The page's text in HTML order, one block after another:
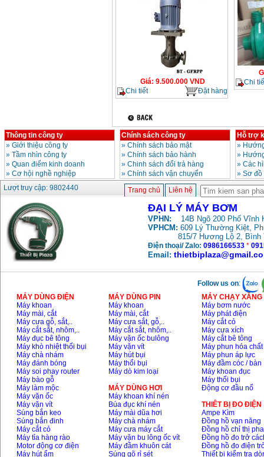
Giá: 9.500.000VND
Chi tiết
Đặt hàng
Chi
Thông tin công ty
» Giới thiệu công ty
» Tầm nhìn công ty
» Quan điểm kinh doanh
» Cơ hội nghề nghiệp
Chính sách công ty
» Chính sách bảo mật
» Chính sách bảo hành
» Chinh sách đổi trả hàng
» Chính sách vận chuyển
Hỗ trợ
»
»
» Các
» Sơ
Lượt truy cập: 9802440
Trang chủ Liên hệ
ĐẠI LÝ MÁY BƠM
VPHN: 14B Ngõ 200 Phố Vĩnh
VPHCM: 609 Lý Thường Kiệt,
815/7 Hương Lộ 2, Bình
Điện thoại/ Zalo: 0986166533 *
Email:
Follow us on:
MÁY DÙNG ĐIỆN
Máy khoan
Máy mài, cắt
Máy cưa gỗ, sắt,..
Máy cắt sắt, nhôm,..
Máy đục bê tông
Máy khò nhiệt thổi bụi
Máy chà nhám
Máy đánh bóng
Máy soi phay router
Máy bào gỗ
Máy làm mộc
Máy vặn ốc
Máy vặn vít
Súng bắn keo
Súng bắn đinh
Máy cắt cỏ
Máy tỉa hàng rào
Motor động cơ điện
Máy hút ẩm
MÁY DÙNG PIN
Máy khoan
Máy mài, cắt
Máy cưa sắt, gỗ,..
Máy cắt sắt, nhôm,..
Máy vặn ốc bulông
Máy vặn vít
Máy hút bụi
Máy thổi bụi
Máy dò kim loại
MÁY DÙNG HƠI
Máy khoan khí nén
Búa đục khí nén
Máy mài dũa hơi
Máy chà nhám
Máy cưa máy cắt
Máy vặn bu lông ốc vít
Máy đầm khuôn cát
Súng gõ rỉ sét
MÁY CHẠY
Máy bơm nước
Máy phát điện
Máy cắt cỏ
Máy cưa xích
Máy cắt bê tông
Máy phun hóa chất
Máy phun áp lực
Máy đầm cóc / bàn
Máy khoan đục
Máy thổi bụi
Động cơ đầu nổ
THIÊT BỊ ĐO ĐIỆN
Ampe Kìm
Đồng hồ vạn năng
Đồng hồ chỉ thị pha
Đồng hồ đo trở
Đồng hồ đo điện
Thiết bị kiểm tra